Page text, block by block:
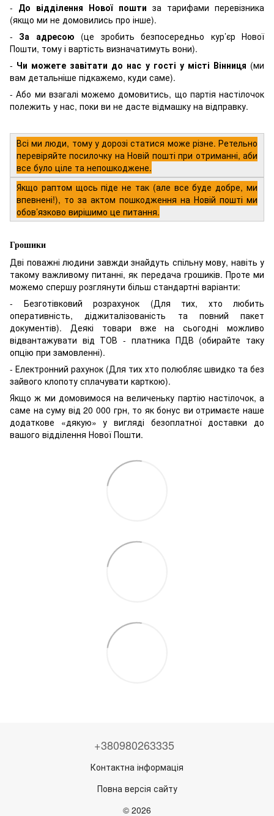
- До відділення Нової пошти за тарифами перевізника
(якщо ми не домовились про інше).
- За адресою (це зробить безпосередньо кур’єр Нової
Пошти, тому і вартість визначатимуть вони).
- Чи можете завітати до нас у гості у місті Вінниця (ми
вам детальніше підкажемо, куди саме).
- Або ми взагалі можемо домовитись, що партія настілочок
полежить у нас, поки ви не дасте відмашку на відправку.
Всі ми люди, тому у дорозі статися може різне. Ретельно
перевіряйте посилочку на Новій пошті при отриманні, аби
все було ціле та непошкоджене.
Якщо раптом щось піде не так (але все буде добре, ми
впевнені!), то за актом пошкодження на Новій пошті ми
обов’язково вирішимо це питання.
Грошики
Дві поважні людини завжди знайдуть спільну мову, навіть у
такому важливому питанні, як передача грошиків. Проте ми
можемо спершу розглянути більш стандартні варіанти:
- Безготівковий розрахунок (Для тих, хто любить
оперативність, діджиталізованість та повний пакет
документів). Деякі товари вже на сьогодні можливо
відвантажувати від ТОВ - платника ПДВ (обирайте таку
опцію при замовленні).
- Електронний рахунок (Для тих хто полюбляє швидко та без
зайвого клопоту сплачувати карткою).
Якщо ж ми домовимося на величеньку партію настілочок, а
саме на суму від 20 000 грн, то як бонус ви отримаєте наше
додаткове «дякую» у вигляді безоплатної доставки до
вашого відділення Нової Пошти.
+380980263335
Контактна інформація
Повна версія сайту
© 2026